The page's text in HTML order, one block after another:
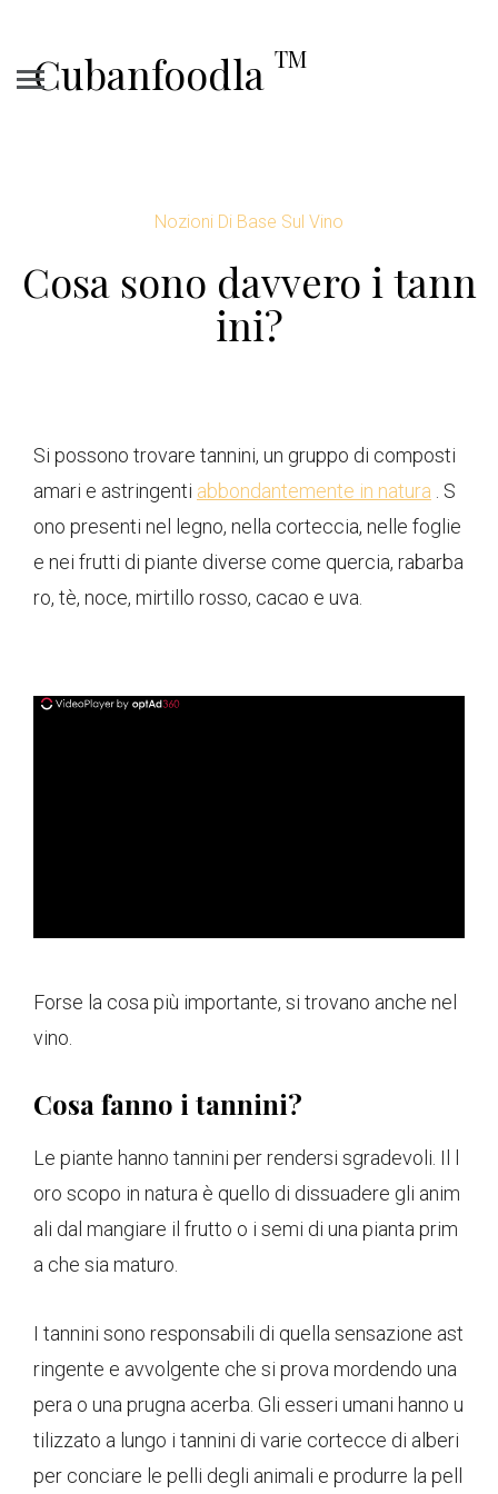
Cubanfoodla TM
Nozioni Di Base Sul Vino
Cosa sono davvero i tann
ini?
Si possono trovare tannini, un gruppo di composti
amari e astringenti abbondantemente in natura . S
ono presenti nel legno, nella corteccia, nelle foglie
e nei frutti di piante diverse come quercia, rabarba
ro, tè, noce, mirtillo rosso, cacao e uva.
Forse la cosa più importante, si trovano anche nel
vino.
Cosa fanno i tannini?
Le piante hanno tannini per rendersi sgradevoli. Il l
oro scopo in natura è quello di dissuadere gli anim
ali dal mangiare il frutto o i semi di una pianta prim
a che sia maturo.
I tannini sono responsabili di quella sensazione ast
ringente e avvolgente che si prova mordendo una
pera o una prugna acerba. Gli esseri umani hanno u
tilizzato a lungo i tannini di varie cortecce di alberi
per conciare le pelli degli animali e produrre la pell